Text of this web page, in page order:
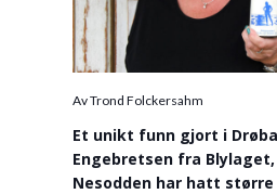
Av Trond Folckersahm
Et unikt funn gjort i
Engebretsen fra
Nesodden har hatt større